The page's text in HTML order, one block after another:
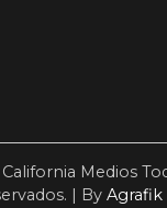
Medios
| By Agrafik